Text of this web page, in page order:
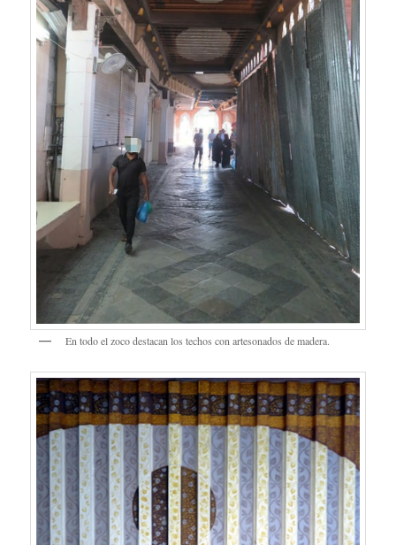
En todo el zoco destacan los techos con artesonados de madera.